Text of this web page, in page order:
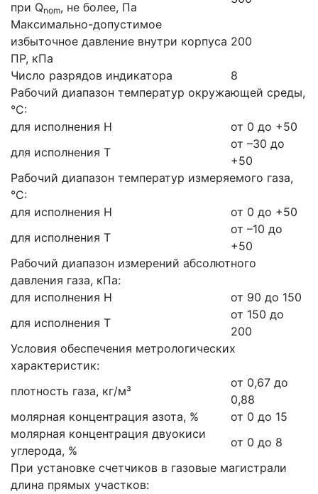
при Qnom, не более, Па
Максимально-допустимое
избыточное давление внутри корпуса
ПР, кПа
200
Число разрядов индикатора
8
Рабочий диапазон температур окружающей среды,
°С:
для исполнения Н
от 0 до +50
для исполнения Т
от –30 до
+50
Рабочий диапазон температур измеряемого газа,
°С:
для исполнения Н
от 0 до +50
для исполнения Т
от –10 до
+50
Рабочий диапазон измерений абсолютного
давления газа, кПа:
для исполнения Н
от 90 до 150
для исполнения Т
от 150 до
200
Условия обеспечения метрологических
характеристик:
плотность газа, кг/м³
от 0,67 до
0,88
молярная концентрация азота, %
от 0 до 15
молярная концентрация двуокиси
углерода, %
от 0 до 8
При установке счетчиков в газовые магистрали
длина прямых участков: